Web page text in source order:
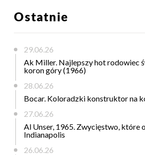
Ostatnie
29.06.26
Ak Miller. Najlepszy hot rodowiec
koron góry (1966)
28.06.26
Bocar. Koloradzki konstruktor na
27.06.26
Al Unser, 1965. Zwycięstwo, które
Indianapolis
26.06.26